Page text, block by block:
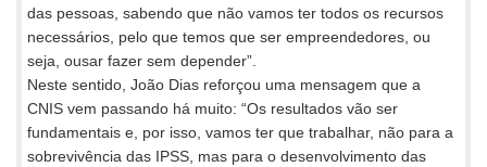
das pessoas, sabendo que não vamos ter todos os recursos
necessários, pelo que temos que ser empreendedores, ou
seja, ousar fazer sem depender”.
Neste sentido, João Dias reforçou uma mensagem que a
CNIS vem passando há muito: “Os resultados vão ser
fundamentais e, por isso, vamos ter que trabalhar, não para a
sobrevivência das IPSS, mas para o desenvolvimento das